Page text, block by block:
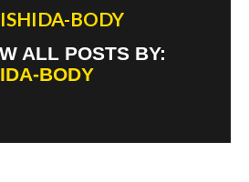
ISHIDA-BODY
ALL POSTS BY:
BODY